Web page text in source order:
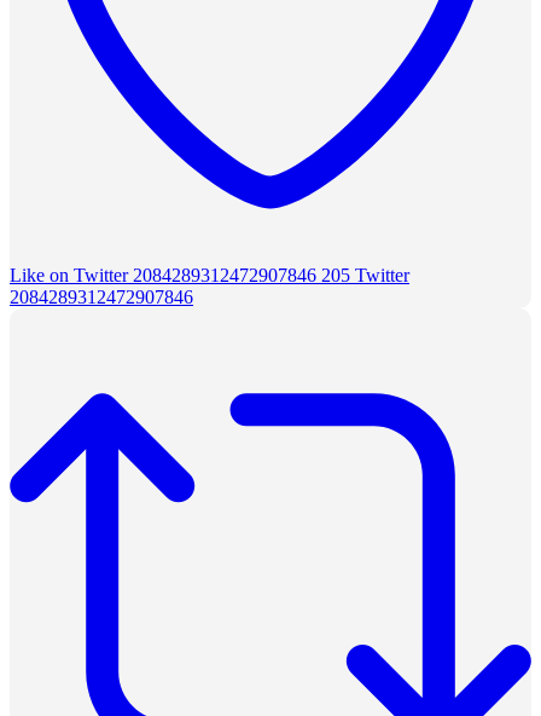
Like on Twitter 2084289312472907846 205 Twitter
2084289312472907846